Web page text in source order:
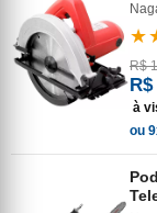
R$
à
ou